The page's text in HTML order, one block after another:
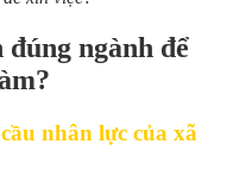
ngành để
nhân lực của xã